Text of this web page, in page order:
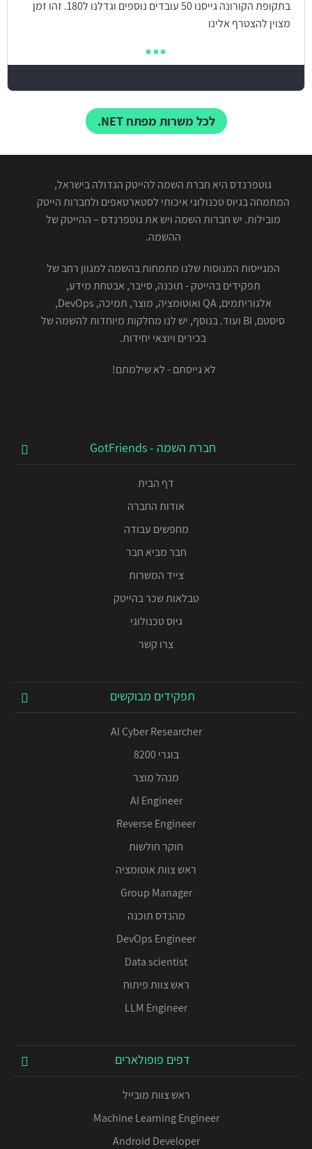
בתקופת הקורונה גייסנו 50 עובדים נוספים וגדלנו ל180. זהו זמן
מצוין להצטרף אלינו
לכל משרות מפתח NET.
גוטפרנדס היא חברת השמה להייטק הגדולה בישראל,
המתמחה בגיוס טכנולוגי איכותי לסטארטאפים ולחברות הייטק
מובילות. יש חברות השמה ויש את גוטפרנדס – ההייטק של
ההשמה.
המגייסות המנוסות שלנו מתמחות בהשמה למגוון רחב של
תפקידים בהייטק - תוכנה, סייבר, אבטחת מידע,
אלגוריתמים, QA ואוטומציה, מוצר, תמיכה, DevOps,
סיסטם, BI ועוד. בנוסף, יש לנו מחלקות מיוחדות להשמה של
בכירים ויוצאי יחידות.
לא גייסתם - לא שילמתם!
חברת השמה - GotFriends
דף הבית
אודות החברה
מחפשים עבודה
חבר מביא חבר
צייד המשרות
טבלאות שכר בהייטק
גיוס טכנולוגי
צרו קשר
תפקידים מבוקשים
AI Cyber Researcher
בוגרי 8200
מנהל מוצר
AI Engineer
Reverse Engineer
חוקר חולשות
ראש צוות אוטומציה
Group Manager
מהנדס תוכנה
DevOps Engineer
Data scientist
ראש צוות פיתוח
LLM Engineer
דפים פופולארים
ראש צוות מובייל
Machine Learning Engineer
Android Developer